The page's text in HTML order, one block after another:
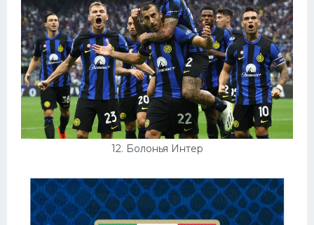
12. Болонья Интер